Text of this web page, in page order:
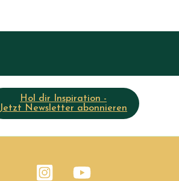
Hol dir Inspiration -
Jetzt Newsletter abonnieren